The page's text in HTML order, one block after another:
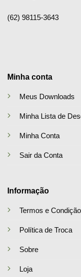
Minha conta
Meus Downloads
Minha Lista de
Minha Conta
Sair da Conta
Informação
Termos e
Política de Troca
Sobre
Loja
(62) 98115-3643